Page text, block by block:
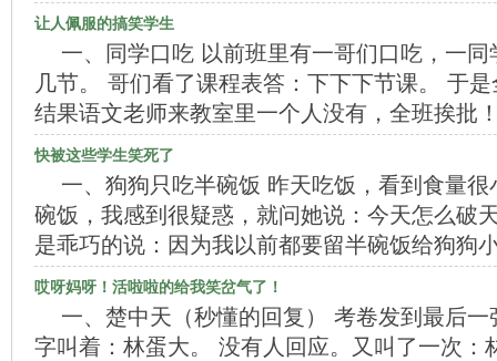
让人佩服的搞笑学生
一、同学口吃 以前班里有一哥们口吃，一
几节。 哥们看了课程表答：下下下节课。 于
结果语文老师来教室里一个人没有，全班挨批
快被这些学生笑死了
一、狗狗只吃半碗饭 昨天吃饭，看到食量
碗饭，我感到很疑惑，就问她说：今天怎么破
是乖巧的说：因为我以前都要留半碗饭给狗狗
哎呀妈呀！活啦啦的给我笑岔气了！
一、楚中天（秒懂的回复） 考卷发到最后
字叫着：林蛋大。 没有人回应。又叫了一次：